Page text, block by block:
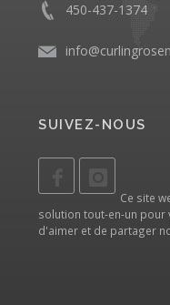
450-437-1374
SUIVEZ-NOUS
Ce site
solution tout-en-un pour
d'aimer et de partager